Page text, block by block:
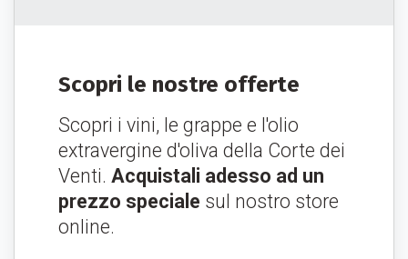
Scopri le nostre offerte
Scopri i vini, le grappe e l'olio
extravergine d'oliva della Corte dei
Venti. Acquistali adesso ad un
prezzo speciale sul nostro store
online.